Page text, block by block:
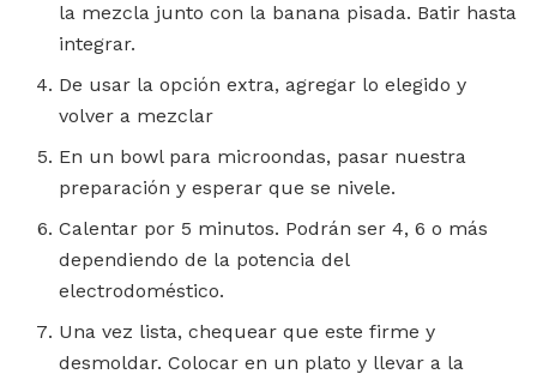
la mezcla junto con la banana pisada. Batir hasta
integrar.
De usar la opción extra, agregar lo elegido y
volver a mezclar
En un bowl para microondas, pasar nuestra
preparación y esperar que se nivele.
Calentar por 5 minutos. Podrán ser 4, 6 o más
dependiendo de la potencia del
electrodoméstico.
Una vez lista, chequear que este firme y
desmoldar. Colocar en un plato y llevar a la